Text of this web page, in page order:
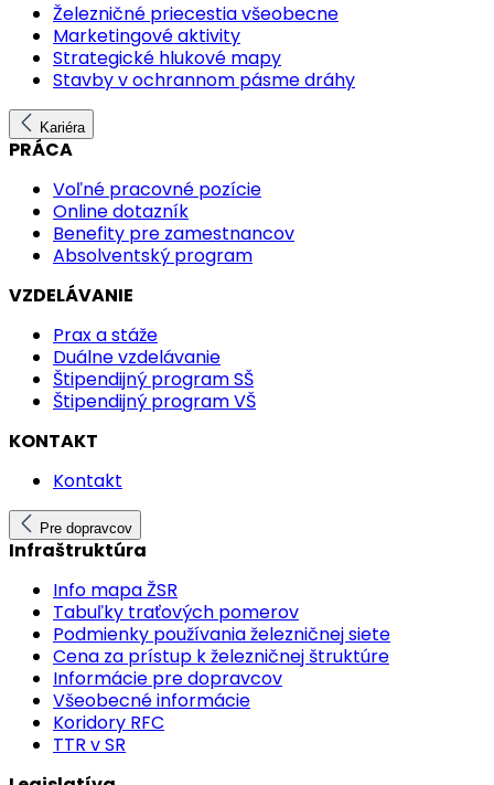
Železničné priecestia všeobecne
Marketingové aktivity
Strategické hlukové mapy
Stavby v ochrannom pásme dráhy
Kariéra
PRÁCA
Voľné pracovné pozície
Online dotazník
Benefity pre zamestnancov
Absolventský program
VZDELÁVANIE
Prax a stáže
Duálne vzdelávanie
Štipendijný program SŠ
Štipendijný program VŠ
KONTAKT
Kontakt
Pre dopravcov
Infraštruktúra
Info mapa ŽSR
Tabuľky traťových pomerov
Podmienky používania železničnej siete
Cena za prístup k železničnej štruktúre
Informácie pre dopravcov
Všeobecné informácie
Koridory RFC
TTR v SR